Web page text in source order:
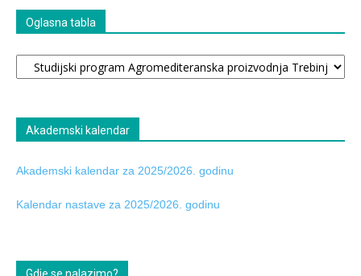
Oglasna tabla
Oglasna
tabla
Akademski kalendar
Akademski kalendar za 2025/2026. godinu
Kalendar nastave za 2025/2026. godinu